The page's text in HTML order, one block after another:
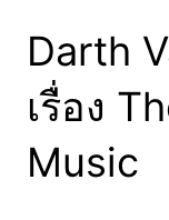
Darth
เรื่อง
Music